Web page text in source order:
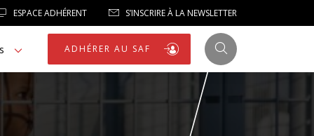
ESPACE ADHÉRENT S’INSCRIRE À LA NEWSLETTER
ADHÉRER AU SAF